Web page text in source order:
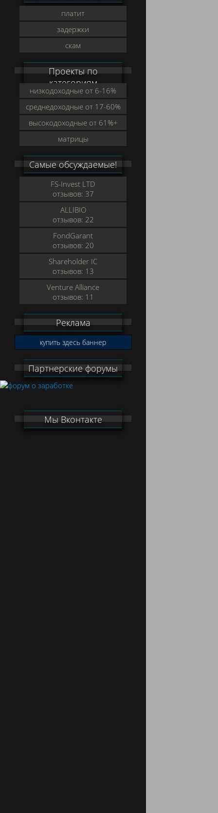
платит
задержки
скам
Проекты по
категориям
низкодоходные от 6-16%
среднедоходные от 17-60%
высокодоходные от 61%+
матрицы
Самые обсуждаемые!
FS-Invest LTD
отзывов: 37
ALLIBIO
отзывов: 22
FondGarant
отзывов: 20
Shareholder IC
отзывов: 13
Venture Alliance
отзывов: 11
Реклама
купить здесь баннер
Партнерские форумы
Мы Вконтакте